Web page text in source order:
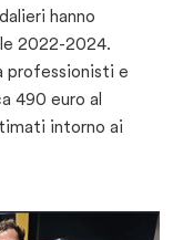
hanno
2022-2024.
professionisti e
490 euro al
intorno ai